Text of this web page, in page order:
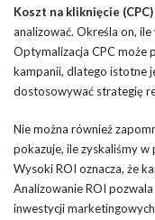
Koszt na kliknięcie (CPC)
analizować. Określa on,
Optymalizacja CPC może
kampanii, dlatego istotne
dostosowywać strategię
Nie można również
pokazuje, ile zyskaliśmy
Wysoki ROI oznacza, że
Analizowanie ROI
inwestycji